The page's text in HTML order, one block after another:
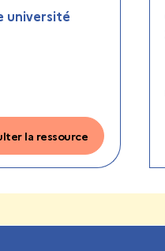
université
la ressource